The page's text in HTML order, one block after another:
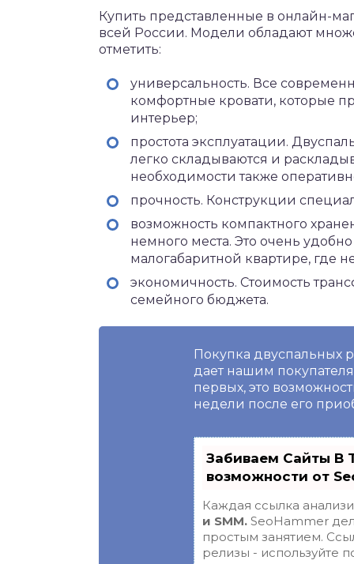
Купить представленные в онлайн-
всей России. Модели обладают
отметить:
универсальность. Все
комфортные кровати, которые
интерьер;
простота эксплуатации.
легко складываются и
необходимости также
прочность. Конструкции
возможность компактного
немного места. Это очень
малогабаритной квартире, где
экономичность. Стоимость
семейного бюджета.
Покупка двуспальных
дает нашим
первых, это
недели после его
Забиваем Сайты В
возможности от
Каждая ссылка
и SMM. SeoHammer
простым занятием.
релизы - используйте